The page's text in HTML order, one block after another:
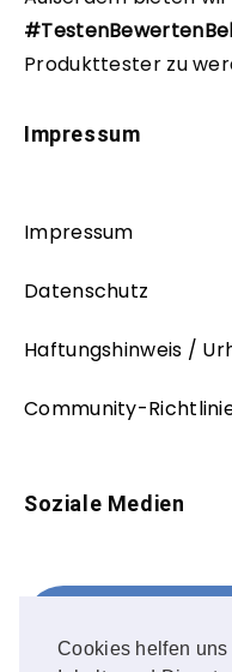
Cookies helfen
Produkttester zu
Impressum
Impressum
Datenschutz
Haftungshinweis /
Community-
Soziale Medien
FOLLOW ME!